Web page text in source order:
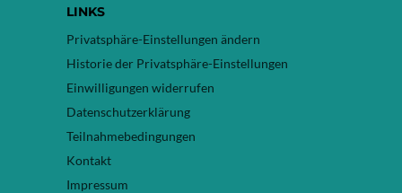
LINKS
Privatsphäre-Einstellungen ändern
Historie der Privatsphäre-Einstellungen
Einwilligungen widerrufen
Datenschutzerklärung
Teilnahmebedingungen
Kontakt
Impressum